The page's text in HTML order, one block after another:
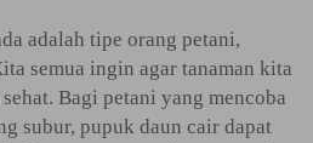
adalah tipe orang petani,
semua ingin agar tanaman kita
Bagi petani yang mencoba
subur, pupuk daun cair dapat